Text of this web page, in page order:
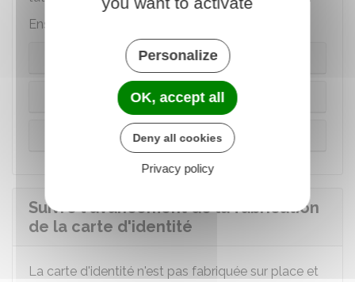
Ensuite, tout dépend de l'âge du mineur :
Avant 12 ans
Entre 12 et 13 ans
À partir de 13 ans
Suivre l'avancement de la fabrication
de la carte d'identité
La carte d'identité n'est pas fabriquée sur place et
Personalize
OK, accept all
Deny all cookies
Privacy policy